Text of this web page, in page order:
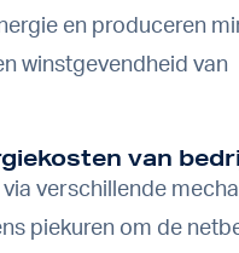
en produceren
winstgevendheid van
van
verschillende
piekuren om de